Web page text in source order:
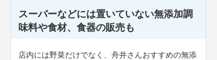
スーパーなどには置いていない無添加調
味料や食材、食器の販売も
店内には野菜だけでなく、舟井さんおすすめの無添